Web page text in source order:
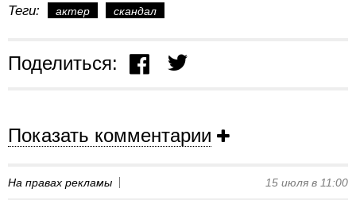
Теги: актер скандал
Поделиться:
Показать комментарии
На правах рекламы 15 июля в 11:00